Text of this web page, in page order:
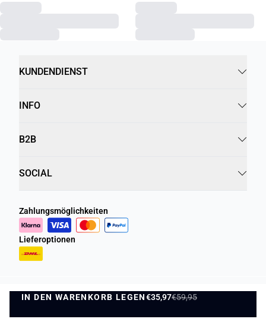
IN DEN WARENKORB LEGEN€35,97€59,95
IN DEN WARENKORB LEGEN
KUNDENDIENST
INFO
B2B
SOCIAL
Zahlungsmöglichkeiten
Lieferoptionen
Datenschutzrichtlinie Geschäftsbedingungen